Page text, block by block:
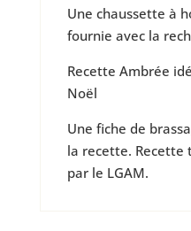
Une chaussette à
fournie avec la
Recette Ambrée
Noël
Une fiche de
la recette. Recette
par le LGAM.